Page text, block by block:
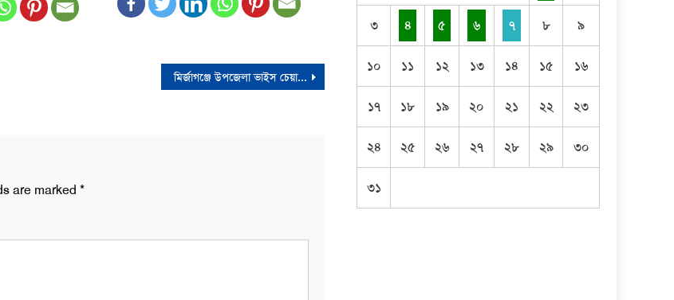
মির্জাগঞ্জে উপজেলা ভাইস চেয়ারম্যান প্রার্থী হচ্ছেন সাংবাদিক নুরুজ্জামান
are marked *
৩ ৪ ৫ ৬ ৭ ৮ ৯
১০ ১১ ১২ ১৩ ১৪ ১৫ ১৬
১৭ ১৮ ১৯ ২০ ২১ ২২ ২৩
২৪ ২৫ ২৬ ২৭ ২৮ ২৯ ৩০
৩১